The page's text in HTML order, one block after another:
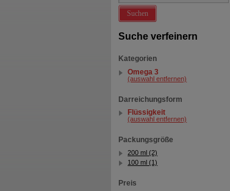
Suchen
Suche verfeinern
Kategorien
Omega 3
(auswahl entfernen)
Darreichungsform
Flüssigkeit
(auswahl entfernen)
Packungsgröße
200 ml (2)
100 ml (1)
Preis